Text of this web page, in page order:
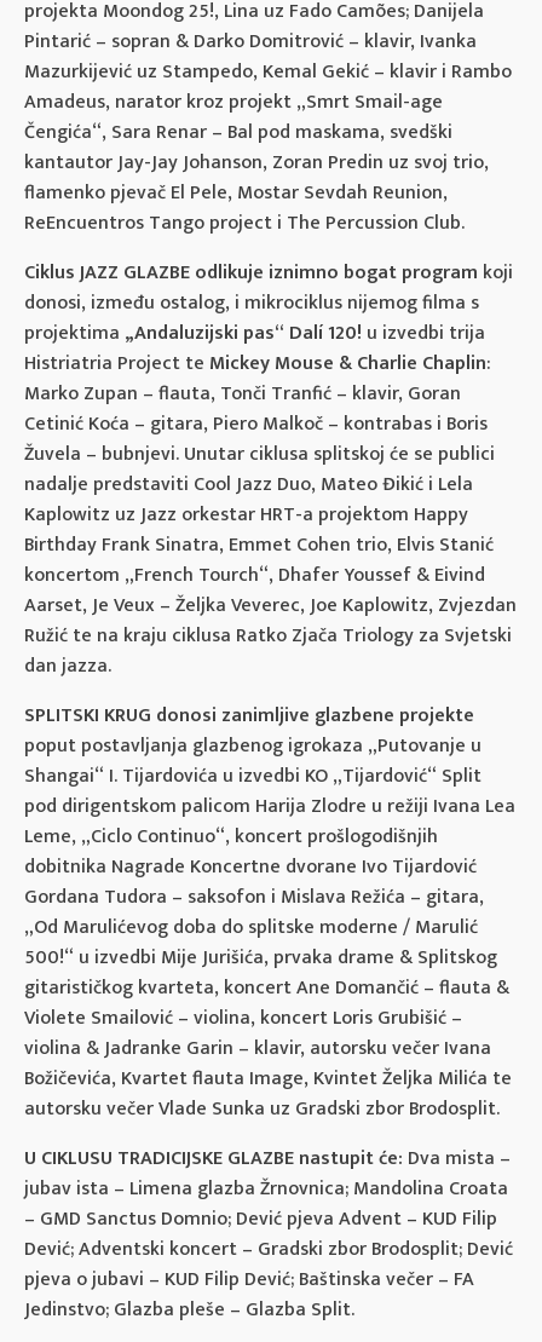
projekta Moondog 25!, Lina uz Fado Camões; Danijela
Pintarić – sopran & Darko Domitrović – klavir, Ivanka
Mazurkijević uz Stampedo, Kemal Gekić – klavir i Rambo
Amadeus, narator kroz projekt „Smrt Smail-age
Čengića“, Sara Renar – Bal pod maskama, svedški
kantautor Jay-Jay Johanson, Zoran Predin uz svoj trio,
flamenko pjevač El Pele, Mostar Sevdah Reunion,
ReEncuentros Tango project i The Percussion Club.
Ciklus JAZZ GLAZBEodlikuje iznimno bogat program koji
donosi, između ostalog, i mikrociklus nijemog filma s
projektima „Andaluzijski pas“ Dalí 120! u izvedbi trija
Histriatria Project te Mickey Mouse & Charlie Chaplin:
Marko Zupan – flauta, Tonči Tranfić – klavir, Goran
Cetinić Koća – gitara, Piero Malkoč – kontrabas i Boris
Žuvela – bubnjevi. Unutar ciklusa splitskoj će se publici
nadalje predstaviti Cool Jazz Duo, Mateo Đikić i Lela
Kaplowitz uz Jazz orkestar HRT-a projektom Happy
Birthday Frank Sinatra, Emmet Cohen trio, Elvis Stanić
koncertom „French Tourch“, Dhafer Youssef & Eivind
Aarset, Je Veux – Željka Veverec, Joe Kaplowitz, Zvjezdan
Ružić te na kraju ciklusa Ratko Zjača Triology za Svjetski
dan jazza.
SPLITSKI KRUG donosi zanimljive glazbene projekte
poput postavljanja glazbenog igrokaza „Putovanje u
Shangai“ I. Tijardovića u izvedbi KO „Tijardović“ Split
pod dirigentskom palicom Harija Zlodre u režiji Ivana Lea
Leme, „Ciclo Continuo“, koncert prošlogodišnjih
dobitnika Nagrade Koncertne dvorane Ivo Tijardović
Gordana Tudora – saksofon i Mislava Režića – gitara,
„Od Marulićevog doba do splitske moderne / Marulić
500!“ u izvedbi Mije Jurišića, prvaka drame & Splitskog
gitarističkog kvarteta, koncert Ane Domančić – flauta &
Violete Smailović – violina, koncert Loris Grubišić –
violina & Jadranke Garin – klavir, autorsku večer Ivana
Božičevića, Kvartet flauta Image, Kvintet Željka Milića te
autorsku večer Vlade Sunka uz Gradski zbor Brodosplit.
U CIKLUSU TRADICIJSKE GLAZBE nastupit će: Dva mista –
jubav ista – Limena glazba Žrnovnica; Mandolina Croata
– GMD Sanctus Domnio; Dević pjeva Advent – KUD Filip
Dević; Adventski koncert – Gradski zbor Brodosplit; Dević
pjeva o jubavi – KUD Filip Dević; Baštinska večer – FA
Jedinstvo; Glazba pleše – Glazba Split.